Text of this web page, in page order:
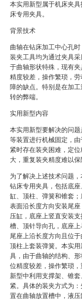
本实用新型属于机床夹
床专用夹具。
背景技术
曲轴在钻床加工中心孔
装夹工具均为通过夹具
于曲轴形状特殊，现有
精度较差，操作繁琐，
障的缺点。特别是在加
转的弊端。
实用新型内容
本实用新型要解决的问
等装置进行机械固定，
紧时存在装夹困难，定
大，重复装夹精度难以
为了解决上述技术问题
钻床专用夹具，包括底
缸、顶柱、弹簧和锥套
表面沿长度方向安装尾
压缸，底座上竖直安装
槽、顶针导向孔，底座
尾座上沿长度方向且位
顶柱上套装弹簧。本实
具，由于曲轴的结构、
位精度较差，操作繁琐
新型中利用支撑架、锥
紧。具体的装夹方式为
置在曲轴放置槽中，液